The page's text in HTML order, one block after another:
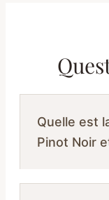
Quelle est
Pinot Noir